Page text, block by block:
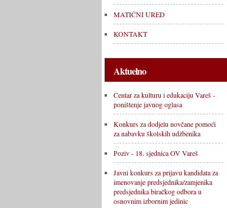
MATIČNI URED
KONTAKT
Aktuelno
Centar za kulturu i edukaciju Vareš -
poništenje javnog oglasa
Konkurs za dodjelu novčane pomoći
za nabavku školskih udžbenika
Poziv - 18. sjednica OV Vareš
Javni konkurs za prijavu kandidata za
imenovanje predsjednika/zamjenika
predsjednika biračkog odbora u
osnovnim izbornim jedinic